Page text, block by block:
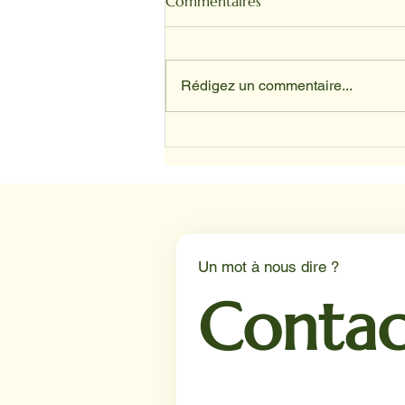
Rédigez un commentaire...
Un mot à nous dire ?